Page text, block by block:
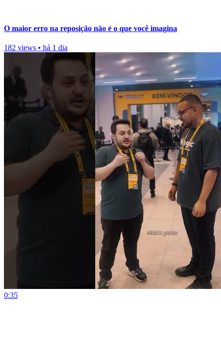
O maior erro na reposição não é o que você imagina
182 views • há 1 dia
0:35